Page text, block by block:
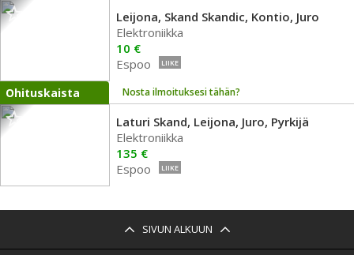
Leijona, Skand Skandic, Kontio, Juro
Elektroniikka
10 €
Espoo
LIIKE
Ohituskaista Nosta ilmoituksesi tähän?
Laturi Skand, Leijona, Juro, Pyrkijä
Elektroniikka
135 €
Espoo
LIIKE
SIVUN ALKUUN